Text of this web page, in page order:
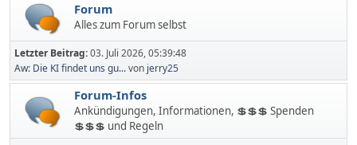
Forum
Alles zum Forum selbst
Letzter Beitrag:03. Juli 2026, 05:39:48
Aw: Die KI findet uns gu...von jerry25
Forum-Infos
Ankündigungen, Informationen, 💲💲💲 Spenden
💲💲💲 und Regeln